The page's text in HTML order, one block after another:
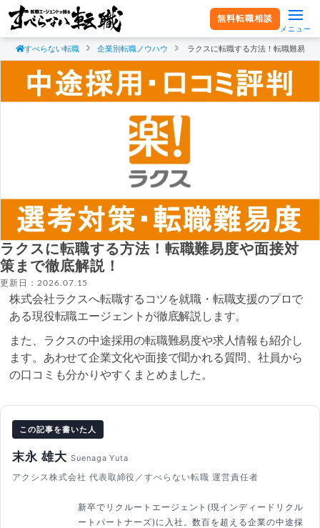
無料転職相談
メニュー
すべらない転職 企業別転職ノウハウ ラクスに転職する方法！転職難易度
ラクスに転職する方法！転職難易度や面接対
策まで徹底解説！
更新日：2026.07.15
株式会社ラクスへ転職するコツを就職・転職支援のプロで
ある現役転職エージェントが徹底解説します。
また、ラクスの中途採用の転職難易度や求人情報も紹介し
ます。あわせて企業文化や面接で聞かれる質問、社員から
の口コミも分かりやすくまとめました。
この記事を書いた人
末永 雄大 Suenaga Yuta
アクシス株式会社 代表取締役／すべらない転職 運営責任者
新卒でリクルートエージェント(現インディードリクル
ートパートナーズ)に入社。数百を超える企業の中途採